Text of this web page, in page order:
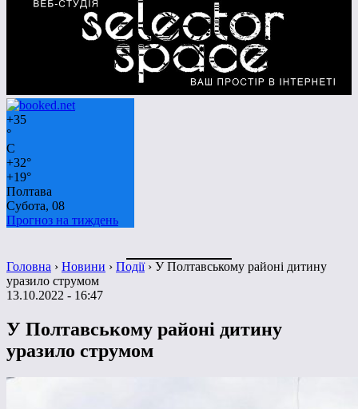
+35
°
C
+32°
+19°
Полтава
Субота, 08
Прогноз на тиждень
Головна › Новини › Події› У Полтавському районі дитину
уразило струмом
13.10.2022 - 16:47
У Полтавському районі дитину
уразило струмом